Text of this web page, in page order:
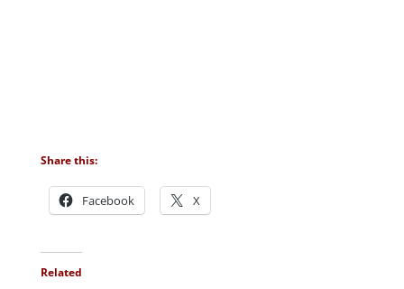
Share this:
Facebook X
Related